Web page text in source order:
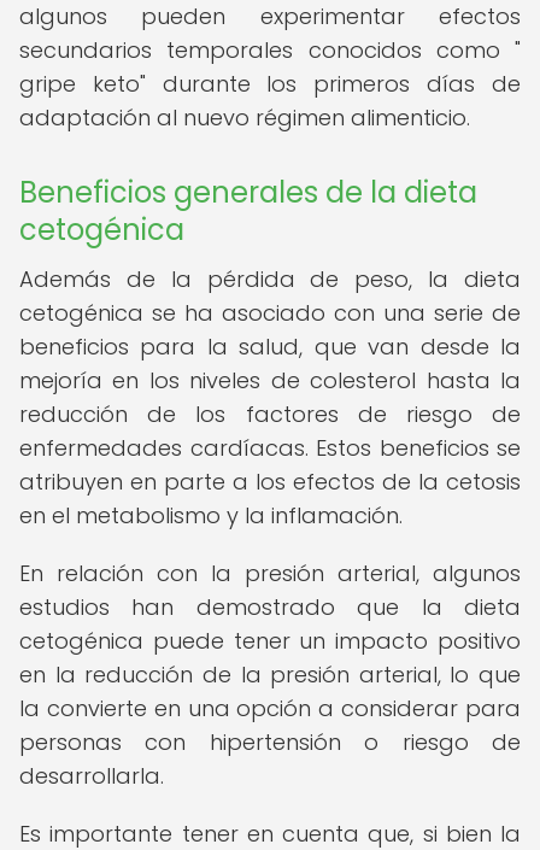
algunos pueden experimentar efectos
secundarios temporales conocidos como "
gripe keto" durante los primeros días de
adaptación al nuevo régimen alimenticio.
Beneficios generales de la dieta
cetogénica
Además de la pérdida de peso, la dieta
cetogénica se ha asociado con una serie de
beneficios para la salud, que van desde la
mejoría en los niveles de colesterol hasta la
reducción de los factores de riesgo de
enfermedades cardíacas. Estos beneficios se
atribuyen en parte a los efectos de la cetosis
en el metabolismo y la inflamación.
En relación con la presión arterial, algunos
estudios han demostrado que la dieta
cetogénica puede tener un impacto positivo
en la reducción de la presión arterial, lo que
la convierte en una opción a considerar para
personas con hipertensión o riesgo de
desarrollarla.
Es importante tener en cuenta que, si bien la